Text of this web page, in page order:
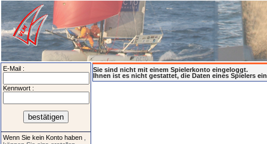
E-Mail :
Kennwort :
Wenn Sie kein Konto haben
Sie sind nicht mit einem Spielerkonto eingeloggt.
Ihnen ist es nicht gestattet, die Daten eines Spielers